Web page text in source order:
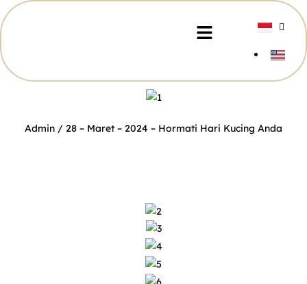
Admin / 28 – Maret – 2024 – Hormati Hari Kucing Anda